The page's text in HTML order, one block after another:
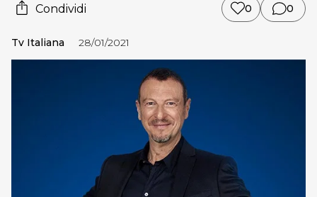
Condividi 0 0
Tv Italiana 28/01/2021